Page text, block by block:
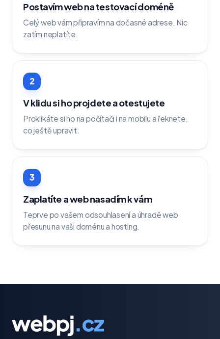
Postavím web na testovací doméně
Celý web vám připravím na dočasné adrese. Nic
zatím neplatíte.
2
V klidu si ho projdete a otestujete
Proklikáte si ho na počítači i na mobilu a řeknete,
co ještě upravit.
3
Zaplatíte a web nasadím k vám
Teprve po vašem odsouhlasení a úhradě web
přesunu na vaši doménu a hosting.